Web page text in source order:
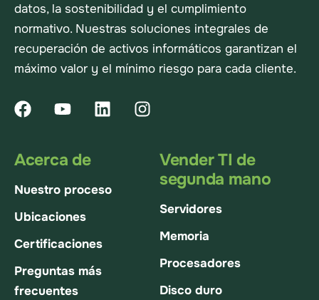
datos, la sostenibilidad y el cumplimiento
normativo. Nuestras soluciones integrales de
recuperación de activos informáticos garantizan el
máximo valor y el mínimo riesgo para cada cliente.
Acerca de
Nuestro proceso
Ubicaciones
Certificaciones
Preguntas más
frecuentes
Vender TI de
segunda mano
Servidores
Memoria
Procesadores
Disco duro